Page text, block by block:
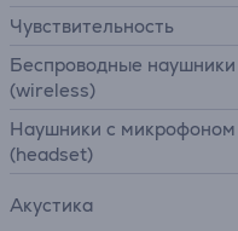
Чувствительность
Беспроводные наушники
(wireless)
Наушники с микрофоном
(headset)
Акустика